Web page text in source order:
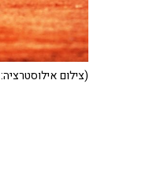
(צילום אילוסטרציה: ingimage)